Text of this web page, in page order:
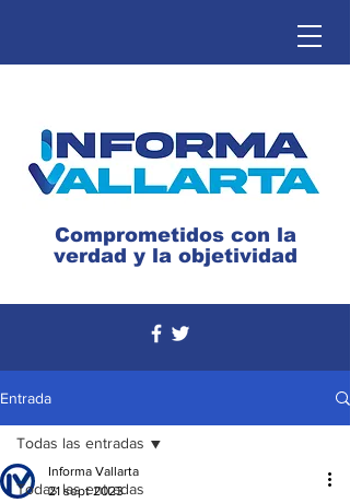
Comprometidos con la
verdad y la objetividad
Entrada
Todas las entradas
Todas las entradas
Informa Vallarta
21 sept 2023